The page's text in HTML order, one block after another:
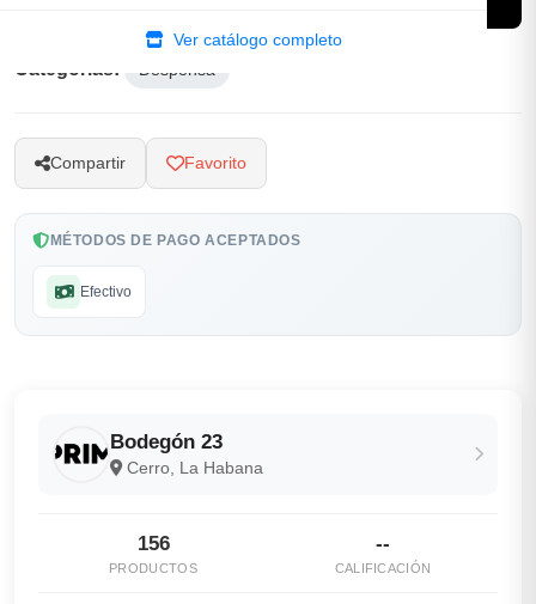
Ver catálogo completo
Categorías: Despensa
Compartir Favorito
MÉTODOS DE PAGO ACEPTADOS
Efectivo
Bodegón 23
Cerro, La Habana
156
PRODUCTOS
--
CALIFICACIÓN